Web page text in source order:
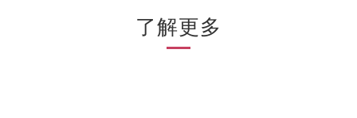
了解更多